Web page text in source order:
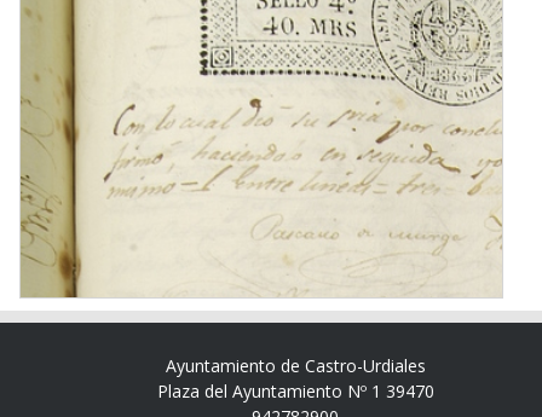
Ayuntamiento de Castro-Urdiales
Plaza del Ayuntamiento Nº 1 39470